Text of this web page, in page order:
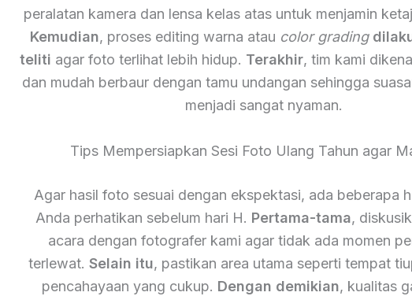
peralatan kamera dan lensa kelas atas untuk menjamin
Kemudian, proses editing warna atau color grading
teliti agar foto terlihat lebih hidup. Terakhir, tim kami
dan mudah berbaur dengan tamu undangan sehingga
menjadi sangat nyaman.
Tips Mempersiapkan Sesi Foto Ulang Tahun agar
Agar hasil foto sesuai dengan ekspektasi, ada beberapa
Anda perhatikan sebelum hari H. Pertama-tama,
acara dengan fotografer kami agar tidak ada momen
terlewat. Selain itu, pastikan area utama seperti tempat
pencahayaan yang cukup. Dengan demikian, kualitas